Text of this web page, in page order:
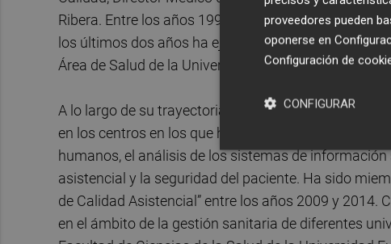
Ribera. Entre los años 1996 y 1999 ocupó el puesto
los últimos dos años ha ejercido como gestor en el
Área de Salud de la Universidad Europea de Valencia.
A lo largo de su trayectoria profesional se ha
en los centros en los que ha trabajado, liderando
humanos, el análisis de los sistemas de
asistencial y la seguridad del paciente. Ha sido
de Calidad Asistencial” entre los años 2009 y
en el ámbito de la gestión sanitaria de diferentes
proveedores pueden
oponerse en
Configuración de
CONFIGURAR